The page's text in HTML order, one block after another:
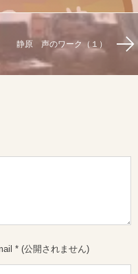
静原 声のワーク（１）
* (公開されません)